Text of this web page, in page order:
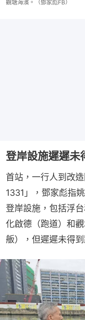
觀塘海濱。（鄧家彪FB）
登岸設施遲遲未
首站，一行人到改
1331」，鄧家彪指
登岸設施，包括浮
化啟德（跑道）和
舨），但遲遲未得